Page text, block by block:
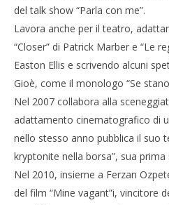
del talk show “Parla con me”.
Lavora anche per il teatro,
“Closer” di Patrick Marber e “Le
Easton Ellis e scrivendo alcuni
Gioè, come il monologo “Se
Nel 2007 collabora alla
adattamento cinematografico di
nello stesso anno pubblica il suo
kryptonite nella borsa”, sua prima
Nel 2010, insieme a Ferzan
del film “Mine vagant”i, vincitore